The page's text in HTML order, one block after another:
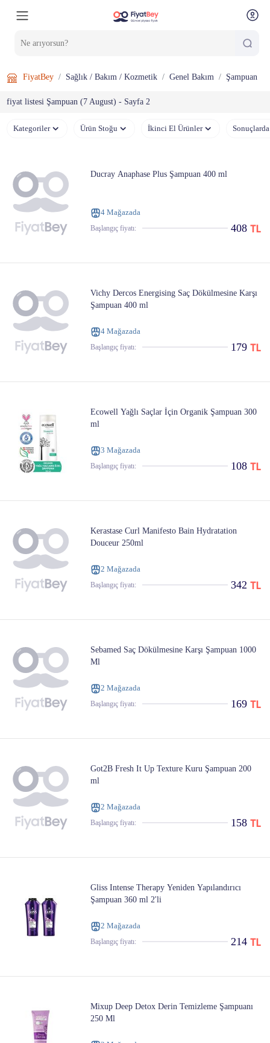
FiyatBey Sağlık / Bakım / Kozmetik Genel Bakım Şampuan
fiyat listesi Şampuan (7 August) - Sayfa 2
Kategoriler Ürün Stoğu İkinci El Ürünler
Ducray Anaphase Plus Şampuan 400 ml
4 Mağazada
Başlangıç ​​fiyatı: 408
Vichy Dercos Energising Saç Dökülmesine Karşı
Şampuan 400 ml
4 Mağazada
Başlangıç ​​fiyatı: 179
Ecowell Yağlı Saçlar İçin Organik Şampuan 300
ml
3 Mağazada
Başlangıç ​​fiyatı: 108
Kerastase Curl Manifesto Bain Hydratation
Douceur 250ml
2 Mağazada
Başlangıç ​​fiyatı: 342
Sebamed Saç Dökülmesine Karşı Şampuan 1000
Ml
2 Mağazada
Başlangıç ​​fiyatı: 169
Got2B Fresh It Up Texture Kuru Şampuan 200
ml
2 Mağazada
Başlangıç ​​fiyatı: 158
Gliss Intense Therapy Yeniden Yapılandırıcı
Şampuan 360 ml 2'li
2 Mağazada
Başlangıç ​​fiyatı: 214
Mixup Deep Detox Derin Temizleme Şampuanı
250 Ml